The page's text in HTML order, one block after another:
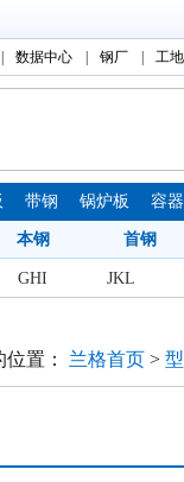
数据中心 钢厂 工
带钢 锅炉板 容
本钢 首钢
GHI JKL
置： 兰格首页 >